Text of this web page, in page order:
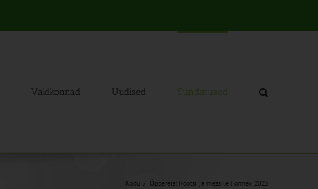
Valdkonnad Uudised Sündmused
Kodu Õppereis: Rootsi ja messile Formex 2023